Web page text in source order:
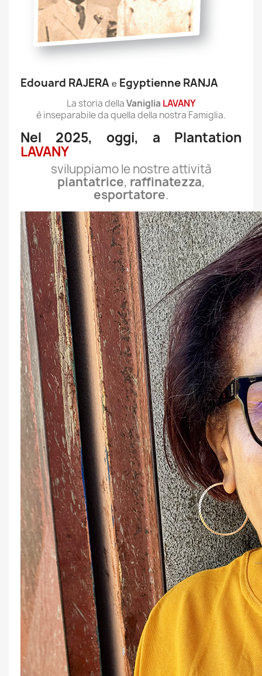
Edouard RAJERA e Egyptienne RANJA
La storia dellaVaniglia LAVANY
è inseparabile da quella della nostra Famiglia.
Nel 2025, oggi, a Plantation
LAVANY
sviluppiamo le nostre attività
piantatrice, raffinatezza,
esportatore.